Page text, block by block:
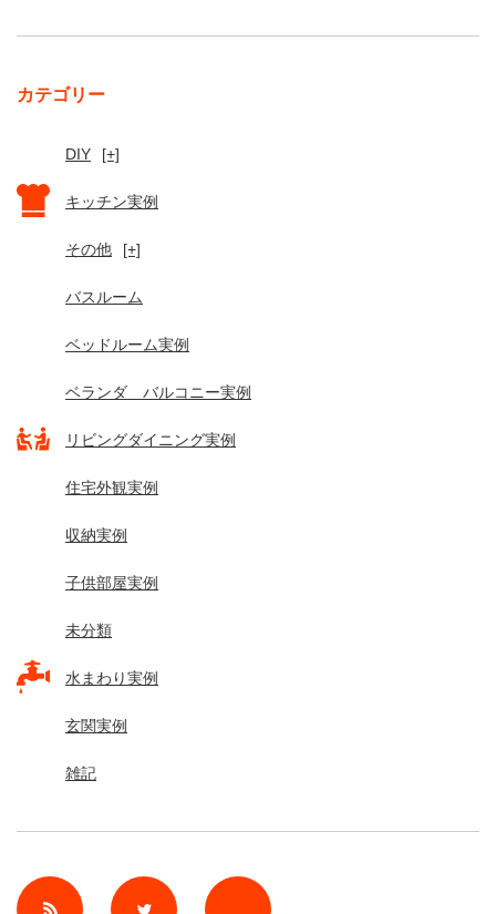
カテゴリー
DIY [+]
キッチン実例
その他 [+]
バスルーム
ベッドルーム実例
ベランダ バルコニー実例
リビングダイニング実例
住宅外観実例
収納実例
子供部屋実例
未分類
水まわり実例
玄関実例
雑記
Twitter